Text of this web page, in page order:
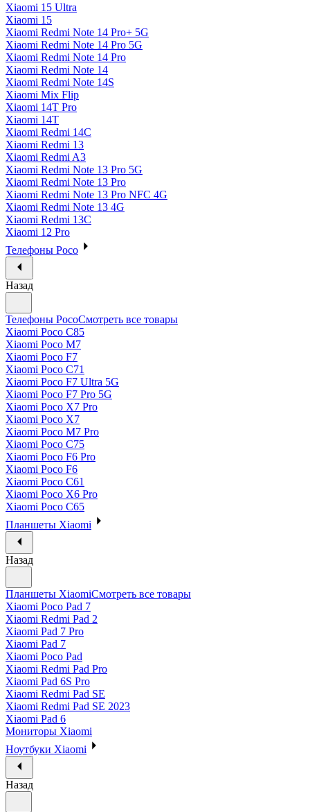
Xiaomi 15 Ultra
Xiaomi 15
Xiaomi Redmi Note 14 Pro+ 5G
Xiaomi Redmi Note 14 Pro 5G
Xiaomi Redmi Note 14 Pro
Xiaomi Redmi Note 14
Xiaomi Redmi Note 14S
Xiaomi Mix Flip
Xiaomi 14T Pro
Xiaomi 14T
Xiaomi Redmi 14C
Xiaomi Redmi 13
Xiaomi Redmi A3
Xiaomi Redmi Note 13 Pro 5G
Xiaomi Redmi Note 13 Pro
Xiaomi Redmi Note 13 Pro NFC 4G
Xiaomi Redmi Note 13 4G
Xiaomi Redmi 13C
Xiaomi 12 Pro
Телефоны Poco
Назад
Телефоны PocoСмотреть все товары
Xiaomi Poco C85
Xiaomi Poco M7
Xiaomi Poco F7
Xiaomi Poco C71
Xiaomi Poco F7 Ultra 5G
Xiaomi Poco F7 Pro 5G
Xiaomi Poco X7 Pro
Xiaomi Poco X7
Xiaomi Poco M7 Pro
Xiaomi Poco C75
Xiaomi Poco F6 Pro
Xiaomi Poco F6
Xiaomi Poco C61
Xiaomi Poco X6 Pro
Xiaomi Poco C65
Планшеты Xiaomi
Назад
Планшеты XiaomiСмотреть все товары
Xiaomi Poco Pad 7
Xiaomi Redmi Pad 2
Xiaomi Pad 7 Pro
Xiaomi Pad 7
Xiaomi Poco Pad
Xiaomi Redmi Pad Pro
Xiaomi Pad 6S Pro
Xiaomi Redmi Pad SE
Xiaomi Redmi Pad SE 2023
Xiaomi Pad 6
Мониторы Xiaomi
Ноутбуки Xiaomi
Назад